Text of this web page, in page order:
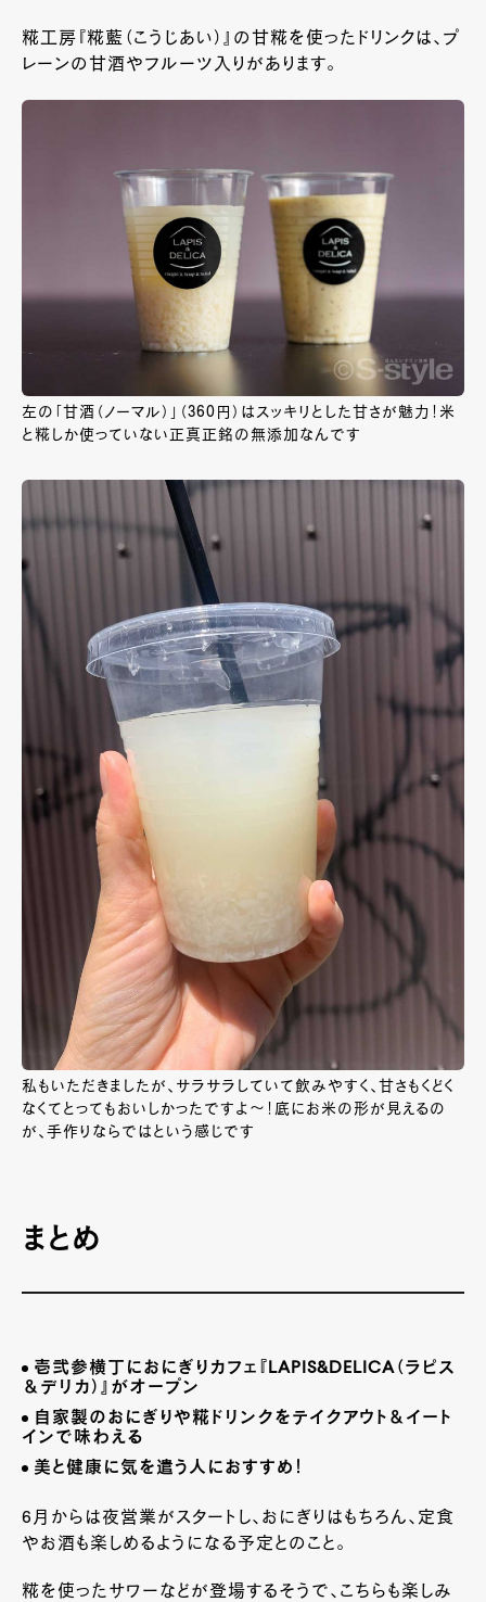
糀工房『糀藍（こうじあい）』の甘糀を使ったドリンクは、プ
レーンの甘酒やフルーツ入りがあります。
左の「甘酒（ノーマル）」（360円）はスッキリとした甘さが魅力！米
と糀しか使っていない正真正銘の無添加なんです
私もいただきましたが、サラサラしていて飲みやすく、甘さもくどく
なくてとってもおいしかったですよ～！底にお米の形が見えるの
が、手作りならではという感じです
まとめ
壱弐参横丁におにぎりカフェ『LAPIS&DELICA（ラピス
＆デリカ）』がオープン
自家製のおにぎりや糀ドリンクをテイクアウト＆イート
インで味わえる
美と健康に気を遣う人におすすめ！
6月からは夜営業がスタートし、おにぎりはもちろん、定食
やお酒も楽しめるようになる予定とのこと。
糀を使ったサワーなどが登場するそうで、こちらも楽しみ